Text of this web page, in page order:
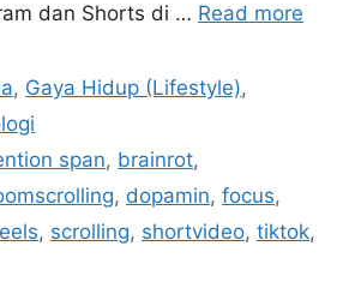
dan Shorts di … Read more
, Gaya Hidup (Lifestyle),
span, brainrot,
, dopamin, focus,
, scrolling, shortvideo, tiktok,